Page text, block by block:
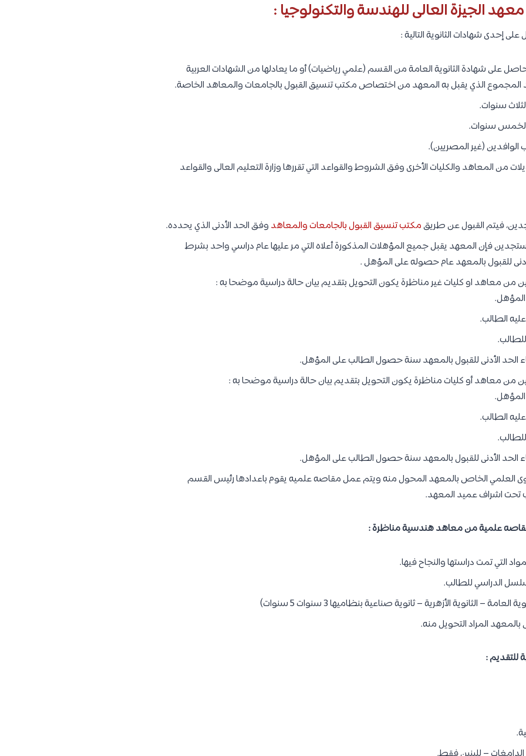
الجيزة العالى للهندسة والتكنولوجيا :
إحدى شهادات الثانوية التالية :
على شهادة الثانوية العامة من القسم (علمي رياضيات) أو ما يعادلها من الشهادات العربية
المجموع الذي يقبل به المعهد من اختصاص مكتب تنسيق القبول بالجامعات والمعاهد الخاصة.
سنوات.
الخمس سنوات.
الوافدين (غير المصريين).
من المعاهد والكليات الأخرى وفق الشروط والقواعد التي تقررها وزارة التعليم العالى والقواعد
فيتم القبول عن طريقمكتب تنسيق القبول بالجامعات والمعاهد وفق الحد الأدنى الذي يحدده.
فإن المعهد يقبل جميع المؤهلات المذكورة أعلاه التي مر عليها عام دراسي واحد بشرط
للقبول بالمعهد عام حصوله على المؤهل .
من معاهد او كليات غير مناظرة يكون التحويل بتقديم بيان حالة دراسية موضحا به :
الطالب.
الحد الأدنى للقبول بالمعهد سنة حصول الطالب على المؤهل.
من معاهد أو كليات مناظرة يكون التحويل بتقديم بيان حالة دراسية موضحا به :
الطالب.
الحد الأدنى للقبول بالمعهد سنة حصول الطالب على المؤهل.
العلمي الخاص بالمعهد المحول منه ويتم عمل مقاصه علميه يقوم باعدادها رئيس القسم
تحت اشراف عميد المعهد.
بمقاصه علمية من معاهد هندسية مناظرة :
التي تمت دراستها والنجاح فيها.
الدراسي للطالب.
– الثانوية الأزهرية – ثانوية صناعية بنظاميها 3 سنوات 5 سنوات)
المراد التحويل منه.
للتقديم :